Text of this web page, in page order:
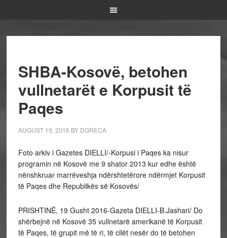
SHBA-Kosovë, betohen
vullnetarët e Korpusit të
Paqes
AUGUST 19, 2016 BY DGRECA
Foto arkiv i Gazetes DIELLI/-Korpusi i Paqes ka nisur
programin në Kosovë me 9 shator 2013 kur edhe është
nënshkruar marrëveshja ndërshtetërore ndërmjet Korpusit
të Paqes dhe Republikës së Kosovës/
PRISHTINË, 19 Gusht 2016-Gazeta DIELLI-B.Jashari/ Do
shërbejnë në Kosovë 35 vullnetarë amerikanë të Korpusit
të Paqes, të grupit më të ri, të cilët nesër do të betohen